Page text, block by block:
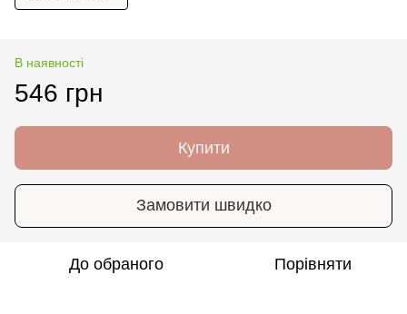
В наявності
546 грн
Купити
Замовити швидко
До обраного Порівняти